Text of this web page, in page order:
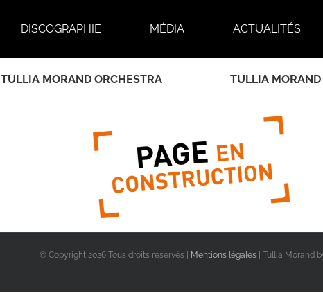
DISCOGRAPHIE MÉDIA ACTUALITÉS
TULLIA MORAND ORCHESTRA TULLIA
© Copyright 2026 Tous droits réservés | Mentions légales| Tullia Morand